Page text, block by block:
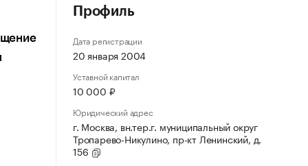
Профиль
Дата регистрации
20 января 2004
Уставной капитал
10 000 ₽
Юридический адрес
г. Москва, вн.тер.г. муниципальный округ
Тропарево-Никулино, пр-кт Ленинский, д.
156